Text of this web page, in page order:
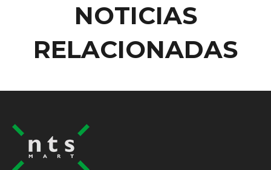
NOTICIAS
RELACIONADAS